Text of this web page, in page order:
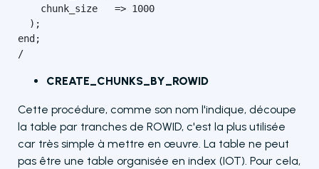
chunk_size   => 1000
);
end;
/
CREATE_CHUNKS_BY_ROWID
Cette procédure, comme son nom l'indique, découpe
la table par tranches de ROWID, c'est la plus utilisée
car très simple à mettre en œuvre. La table ne peut
pas être une table organisée en index (IOT). Pour cela,